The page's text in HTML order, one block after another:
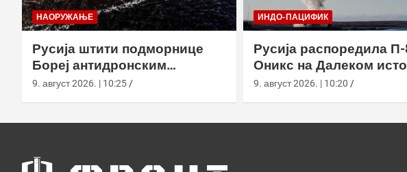
НАОРУЖАЊЕ
Русија штити подморнице
Бореј антидронским
мрежама у бази на Камчатки
9. август 2026. | 10:25
ИНДО-ПАЦИФИК
Русија распоредила П-
Оникс на Далеком
„Бастион“ покрива
9. август 2026. | 10:20